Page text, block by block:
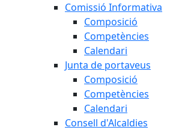
Comissió Informativa
Composició
Competències
Calendari
Junta de portaveus
Composició
Competències
Calendari
Consell d'Alcaldies